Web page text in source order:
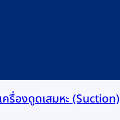
ครื่องดูดเสมหะ (Suction)